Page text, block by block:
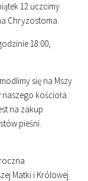
12 uczcimy
Chryzostoma.
18:00,
się na Mszy
kościoła.
na zakup
pieśni.
Matki i Królowej